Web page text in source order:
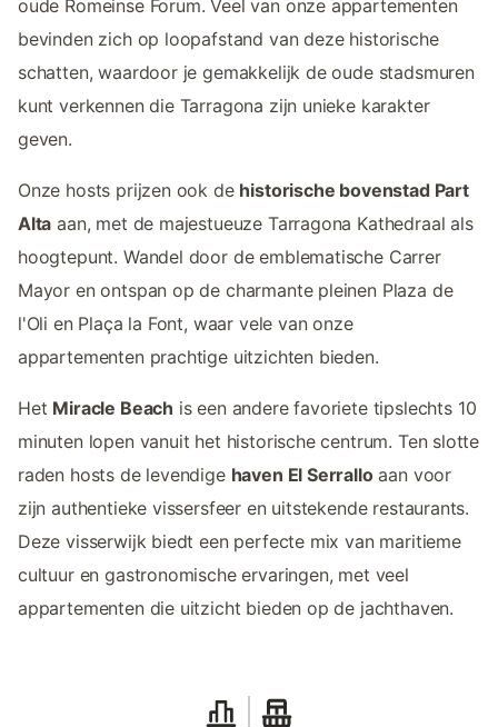
oude Romeinse Forum. Veel van onze appartementen
bevinden zich op loopafstand van deze historische
schatten, waardoor je gemakkelijk de oude stadsmuren
kunt verkennen die Tarragona zijn unieke karakter
geven.
Onze hosts prijzen ook de historische bovenstad Part
Alta aan, met de majestueuze Tarragona Kathedraal als
hoogtepunt. Wandel door de emblematische Carrer
Mayor en ontspan op de charmante pleinen Plaza de
l'Oli en Plaça la Font, waar vele van onze
appartementen prachtige uitzichten bieden.
Het Miracle Beach is een andere favoriete tipslechts 10
minuten lopen vanuit het historische centrum. Ten slotte
raden hosts de levendige haven El Serralloaan voor
zijn authentieke vissersfeer en uitstekende restaurants.
Deze visserwijk biedt een perfecte mix van maritieme
cultuur en gastronomische ervaringen, met veel
appartementen die uitzicht bieden op de jachthaven.